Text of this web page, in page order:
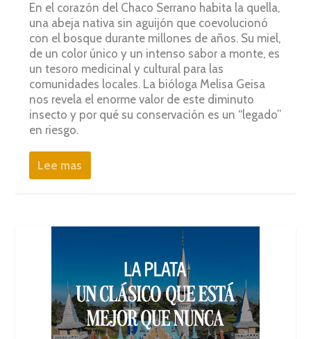
En el corazón del Chaco Serrano habita la quella,
una abeja nativa sin aguijón que coevolucionó
con el bosque durante millones de años. Su miel,
de un color único y un intenso sabor a monte, es
un tesoro medicinal y cultural para las
comunidades locales. La bióloga Melisa Geisa
nos revela el enorme valor de este diminuto
insecto y por qué su conservación es un “legado”
en riesgo.
Lee mas